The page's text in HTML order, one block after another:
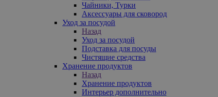
Чайники, Турки
Аксессуары для сковород
Уход за посудой
Назад
Уход за посудой
Подставка для посуды
Чистящие средства
Хранение продуктов
Назад
Хранение продуктов
Интерьер дополнительно